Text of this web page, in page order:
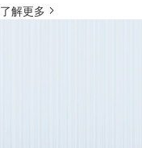
了解更多